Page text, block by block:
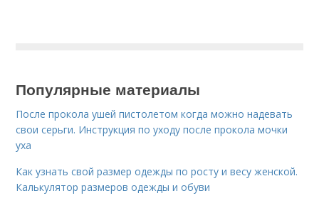
Популярные материалы
После прокола ушей пистолетом когда можно надевать
свои серьги. Инструкция по уходу после прокола мочки
уха
Как узнать свой размер одежды по росту и весу женской.
Калькулятор размеров одежды и обуви